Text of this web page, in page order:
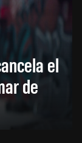
el
de